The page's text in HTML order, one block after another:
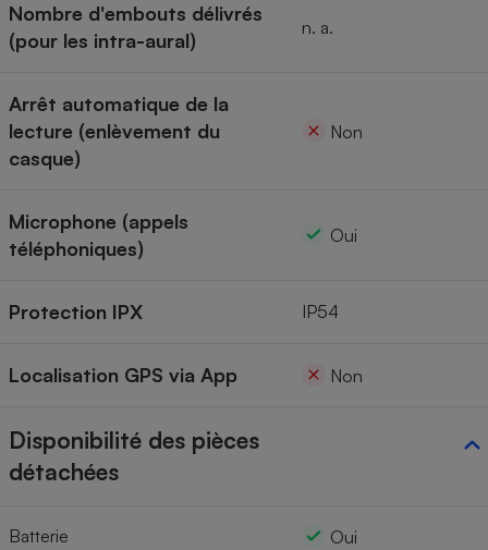
Nombre d'embouts délivrés
(pour les intra-aural)
n. a.
Arrêt automatique de la
lecture (enlèvement du
casque)
Non
Microphone (appels
téléphoniques)
Oui
Protection IPX IP54
Localisation GPS via App Non
Disponibilité des pièces
détachées
Batterie Oui